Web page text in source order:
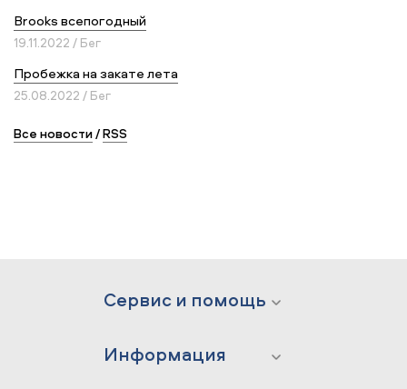
Brooks всепогодный
19.11.2022 / Бег
Пробежка на закате лета
25.08.2022 / Бег
Все новости/RSS
Сервис и помощь
Информация